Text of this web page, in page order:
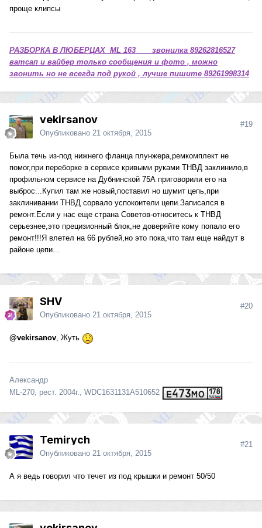
проще клипсы
РАЗБОРКА В ЛЮБЕРЦАХ ML 163 звонилка 89262816527
ватсап и вайбер только сообщения и фото , можно
звонить но не всегда под рукой , лучше пишите 89261998314
vekirsanov
Опубликовано 21 октября, 2015
#19
Была течь из-под нижнего фланца плунжера,ремкомплект не
помог,при переборке в сервисе кривыми руками ТНВД заклинило,в
профильном сервисе на Дубнинской 75А приговорили его на
выброс...Купил там же новый,поставил но шумит цепь,при
заклинивании ТНВД сорвало успокоители цепи.Записался в
ремонт.Если у нас еще страна Советов-относитесь к ТНВД
серьезнее,это прецизионный блок,не доверяйте кому попало его
ремонт!!!Я влетел на 66 рублей,но это пока,что там еще найдут в
районе цепи...
SHV
Опубликовано 21 октября, 2015
#20
@vekirsanov, Жуть
Александр
ML-270, рест. 2004г., WDC1631131A510652
Temirych
Опубликовано 21 октября, 2015
#21
А я ведь говорил что течет из под крышки и ремонт 50/50